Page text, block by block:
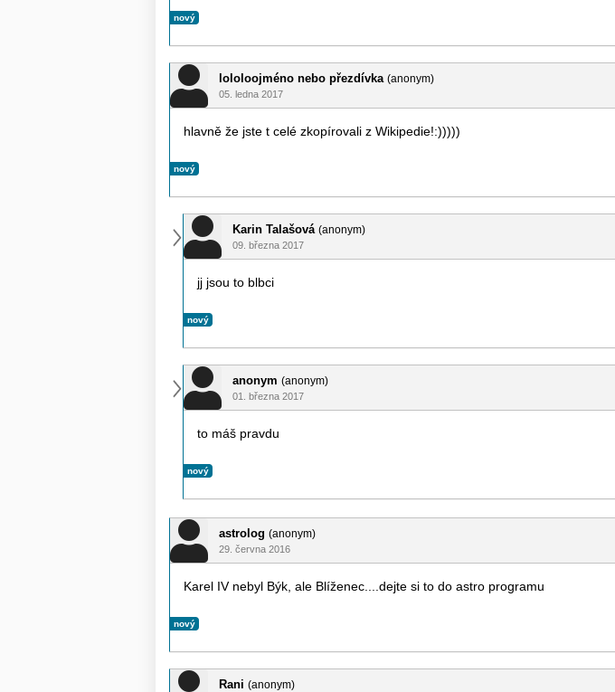
nový
lololoojméno nebo přezdívka (anonym)
05. ledna 2017
hlavně že jste t celé zkopírovali z Wikipedie!:)))))
nový
Karin Talašová (anonym)
09. března 2017
jj jsou to blbci
nový
anonym (anonym)
01. března 2017
to máš pravdu
nový
astrolog (anonym)
29. června 2016
Karel IV nebyl Býk, ale Blíženec....dejte si to do astro programu
nový
Rani (anonym)